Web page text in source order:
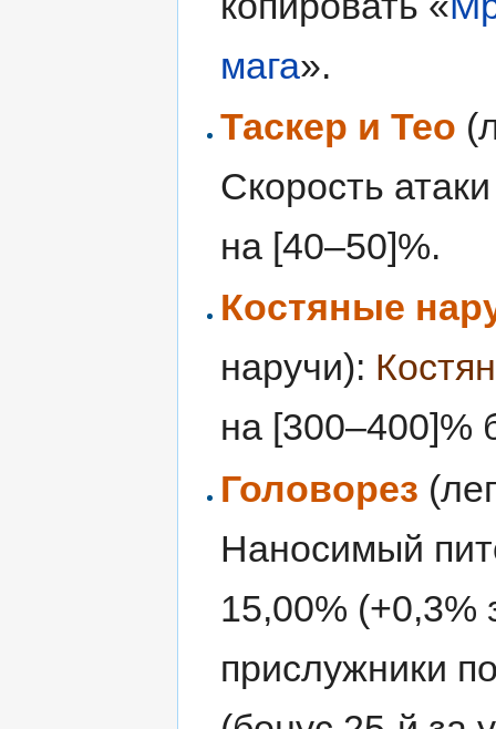
мага».
Таскер и Тео
Скорость
на [40–50]%.
Костяные
наручи):
на [300–400]%
Головорез
Наносимый
15,00% (+0,3%
прислужники